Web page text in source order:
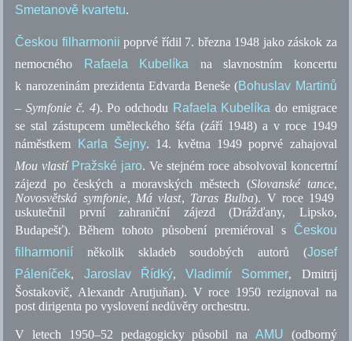
Smetanově kvartetu.
Českou filharmonii poprvé řídil 7. března 1948 jako záskok za
nemocného
Rafaela Kubelíka na slavnostním koncertu
k narozeninám prezidenta Edvarda Beneše (Bohuslav Martinů
–Symfonie č. 4). Po odchodu Rafaela Kubelíka do emigrace
se stal zástupcem uměleckého šéfa (září 1948) a v roce 1949
náměstkem
Karla Šejny. 14. května 1949 poprvé zahajoval
Mou vlastí Pražské jaro. Ve stejném roce absolvoval koncertní
zájezd po českých a moravských městech (Slovanské tance,
Novosvětská symfonie, Má vlast, Taras Bulba). V roce 1949
uskutečnil první zahraniční zájezd (Drážďany, Lipsko,
Budapešť). Během tohoto působení premiéroval s Českou
filharmonií několik skladeb soudobých autorů (Josef
Páleníček, Jaroslav Řídký,Vladimír Sommer, Dmitrij
Šostakovič, Alexandr Arutjuňan). V roce 1950 rezignoval na
post dirigenta po vyslovení nedůvěry orchestru.
V letech 1950–52 pedagogicky působil na AMU (odborný